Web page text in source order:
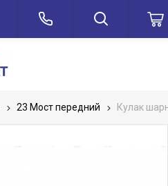
23 Мост передний Кулак